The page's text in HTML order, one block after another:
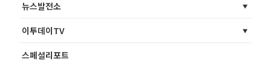
뉴스발전소
이투데이TV
스페셜리포트